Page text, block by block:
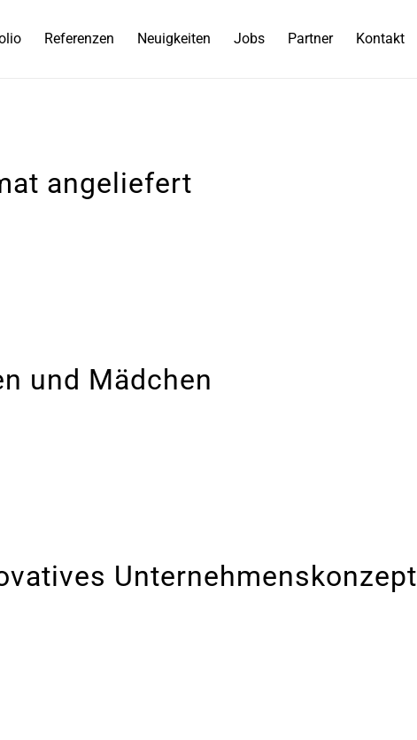
Referenzen Neuigkeiten Jobs Partner Kontakt
angeliefert
und Mädchen
Unternehmenskonzept